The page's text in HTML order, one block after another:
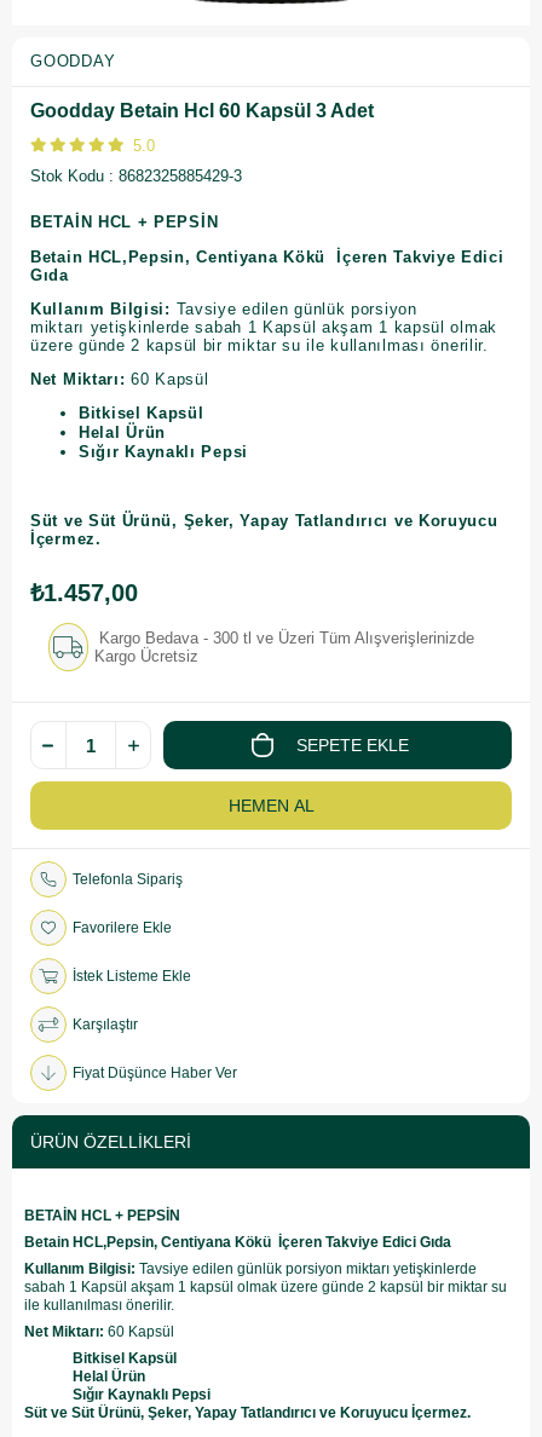
GOODDAY
Goodday Betain Hcl 60 Kapsül 3 Adet
5.0
Stok Kodu
8682325885429-3
BETAİN HCL + PEPSİN
Betain HCL,Pepsin, Centiyana Kökü İçeren Takviye Edici
Gıda
Kullanım Bilgisi: Tavsiye edilen günlük porsiyon
miktarı yetişkinlerde sabah 1 Kapsül akşam 1 kapsül olmak
üzere günde 2 kapsül bir miktar su ile kullanılması önerilir.
Net Miktarı:60 Kapsül
Bitkisel Kapsül
Helal Ürün
Sığır Kaynaklı Pepsi
Süt ve Süt Ürünü, Şeker, Yapay Tatlandırıcı ve Koruyucu
İçermez.
₺1.457,00
Kargo Bedava - 300 tl ve Üzeri Tüm Alışverişlerinizde
Kargo Ücretsiz
Telefonla Sipariş
Favorilere Ekle
İstek Listeme Ekle
Karşılaştır
Fiyat Düşünce Haber Ver
ÜRÜN ÖZELLIKLERI
BETAİN HCL + PEPSİN
Betain HCL,Pepsin, Centiyana Kökü İçeren Takviye Edici Gıda
Kullanım Bilgisi: Tavsiye edilen günlük porsiyon miktarı yetişkinlerde
sabah 1 Kapsül akşam 1 kapsül olmak üzere günde 2 kapsül bir miktar su
ile kullanılması önerilir.
Net Miktarı: 60 Kapsül
Bitkisel Kapsül
Helal Ürün
Sığır Kaynaklı Pepsi
Süt ve Süt Ürünü, Şeker, Yapay Tatlandırıcı ve Koruyucu İçermez.